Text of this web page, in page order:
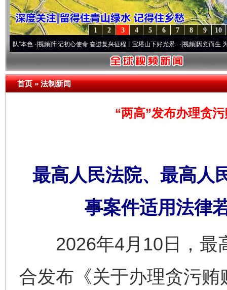
10
9
8
7
6
5
4
3
2
1
·[视频]牢记初心使命 奋进复兴征程丨宝塔山下好光景..·[视频]因党而生 为党而战
首页»法制新闻
“两高”发布办理贪
最高人民法院、最高人
事案件适用法律
2026年4月10日，最
合发布《关于办理贪污